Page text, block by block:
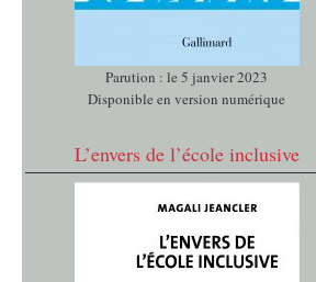
Parution : le 5 janvier 2023
Disponible en version numérique
L’envers de l’école inclusive